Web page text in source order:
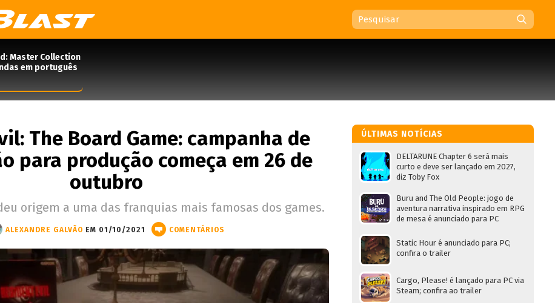
Master Collection
em português
The Board Game: campanha de
para produção começa em 26 de
outubro
origem a uma das franquias mais famosas dos games.
ALEXANDRE GALVÃO EM 01/10/2021 COMENTÁRIOS
ÚLTIMAS NOTÍCIAS
DELTARUNE Chapter 6 será mais
curto e deve ser lançado em 2027,
diz Toby Fox
Buru and The Old People: jogo de
aventura narrativa inspirado em RPG
de mesa é anunciado para PC
Static Hour é anunciado para PC;
confira o trailer
Cargo, Please! é lançado para PC via
Steam; confira ao trailer